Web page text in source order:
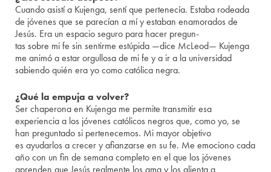
Cuando asistí a Kujenga, sentí que pertenecía. Estaba rodeada
de jóvenes que se parecían a mí y estaban enamorados de
Jesús. Era un espacio seguro para hacer pregun-
tas sobre mi fe sin sentirme estúpida —dice McLeod— Kujenga
me animó a estar orgullosa de mi fe y a ir a la universidad
sabiendo quién era yo como católica negra.
¿Qué la empuja a volver?
Ser chaperona en Kujenga me permite transmitir esa
experiencia a los jóvenes católicos negros que, como yo, se
han preguntado si pertenecemos. Mi mayor objetivo
es ayudarlos a crecer y afianzarse en su fe. Me emociono cada
año con un fin de semana completo en el que los jóvenes
aprenden que Jesús realmente los ama y los alienta a